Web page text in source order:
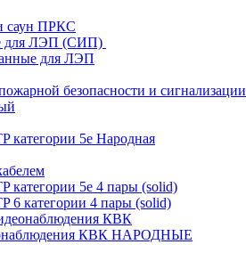
саун ПРКС
для ЛЭП (СИП)
для ЛЭП
безопасности и сигнализации
категории 5е Народная
категории 5e 4 пары (solid)
6 категории 4 пары (solid)
КВК
КВК НАРОДНЫЕ